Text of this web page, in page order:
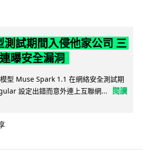
試期間入侵他家公司 三
曝安全漏洞
型 Muse Spark 1.1 在網絡安全測試期
設定出錯而意外連上互聯網...
閱讀